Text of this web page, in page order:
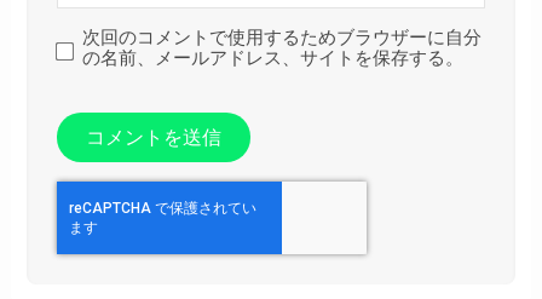
次回のコメントで使用するためブラウザーに自分
の名前、メールアドレス、サイトを保存する。